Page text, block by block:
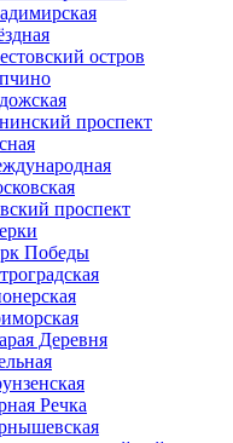
остров
проспект
проспект
Победы
Деревня
Речка